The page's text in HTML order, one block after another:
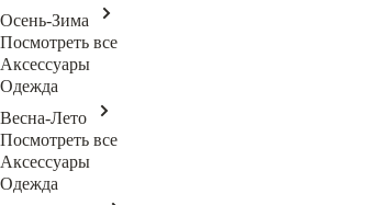
Осень-Зима
Посмотреть все
Аксессуары
Одежда
Весна-Лето
Посмотреть все
Аксессуары
Одежда